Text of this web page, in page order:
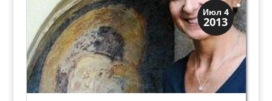
Июл 4
2013
История
Открытия